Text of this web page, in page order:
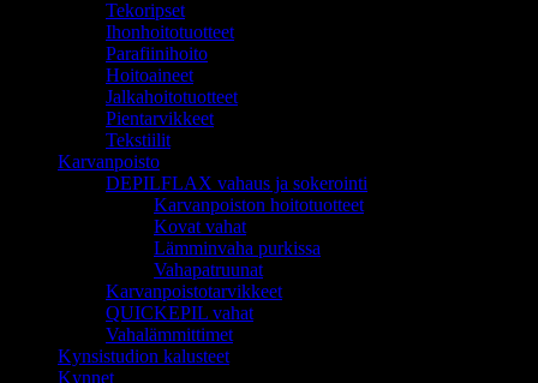
Tekoripset
Ihonhoitotuotteet
Parafiinihoito
Hoitoaineet
Jalkahoitotuotteet
Pientarvikkeet
Tekstiilit
Karvanpoisto
DEPILFLAX vahaus ja sokerointi
Karvanpoiston hoitotuotteet
Kovat vahat
Lämminvaha purkissa
Vahapatruunat
Karvanpoistotarvikkeet
QUICKEPIL vahat
Vahalämmittimet
Kynsistudion kalusteet
Kynnet